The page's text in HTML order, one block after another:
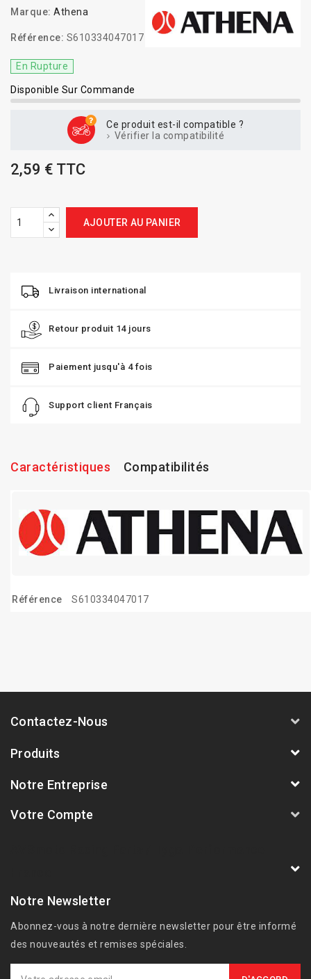
Marque: Athena
Référence: S610334047017
En Rupture
Disponible Sur Commande
Ce produit est-il compatible ?
Vérifier la compatibilité
2,59 € TTC
AJOUTER AU PANIER
Livraison international
Retour produit 14 jours
Paiement jusqu'à 4 fois
Support client Français
Caractéristiques Compatibilités
Référence S610334047017
Contactez-Nous
Produits
Notre Entreprise
Votre Compte
Notre Newsletter
Abonnez-vous à notre dernière newsletter pour être informé
des nouveautés et remises spéciales.